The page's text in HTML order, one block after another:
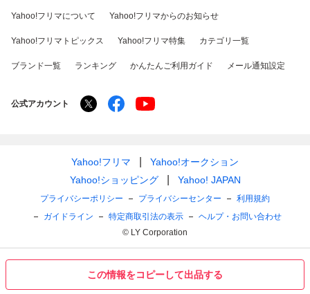
この情報をコピーして出品する
Yahoo!フリマについて Yahoo!フリマからのお知らせ
Yahoo!フリマトピックス Yahoo!フリマ特集 カテゴリ一覧
ブランド一覧 ランキング かんたんご利用ガイド メール通知設定
公式アカウント
Yahoo!フリマ
Yahoo!オークション
Yahoo!ショッピング
Yahoo! JAPAN
プライバシーポリシー プライバシーセンター
利用規約
ガイドライン
特定商取引法の表示
ヘルプ・お問い合わせ
© LY Corporation